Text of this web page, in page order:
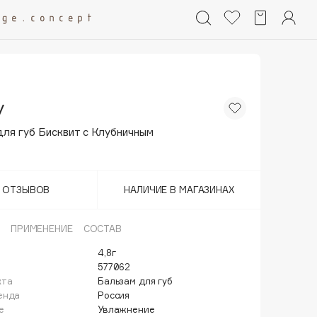
губ Бисквит с Клубничным
ОТЗЫВОВ НАЛИЧИЕ В МАГАЗИНАХ
ПРИМЕНЕНИЕ СОСТАВ
4,8г
577062
Бальзам для губ
Россия
Увлажнение